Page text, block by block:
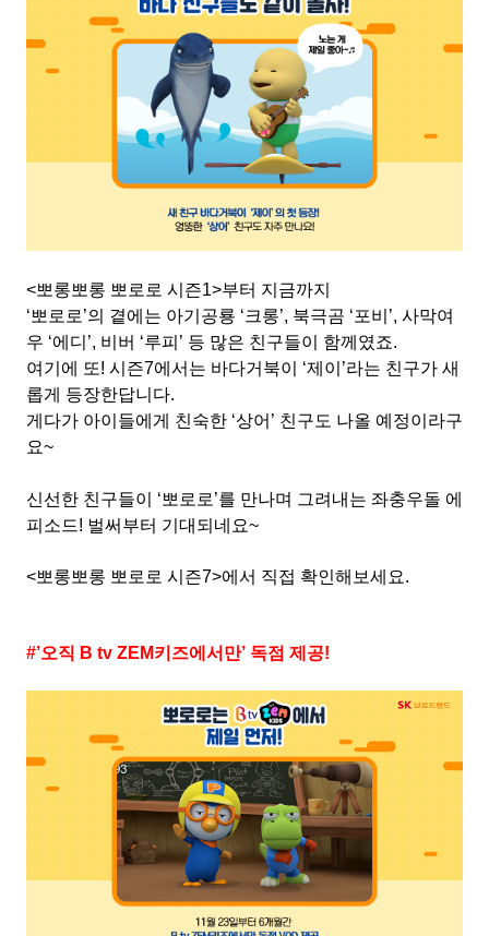
<뽀롱뽀롱 뽀로로 시즌1>부터 지금까지
‘뽀로로’의 곁에는 아기공룡 ‘크롱’, 북극곰 ‘포비 ’, 사막여
우 ‘에디 ’, 비버 ‘루피 ’ 등 많은 친구들이 함께였죠.
여기에 또! 시즌7에서는 바다거북이 ‘제이 ’라는 친구가 새
롭게 등장한답니다.
게다가 아이들에게 친숙한 ‘상어 ’ 친구도 나올 예정이라구
요~
신선한 친구들이 ‘뽀로로’를 만나며 그려내는 좌충우돌 에
피소드! 벌써부터 기대되네요~
<뽀롱뽀롱 뽀로로 시즌7>에서 직접 확인해보세요.
#’오직 B tv ZEM키즈에서만’ 독점 제공!